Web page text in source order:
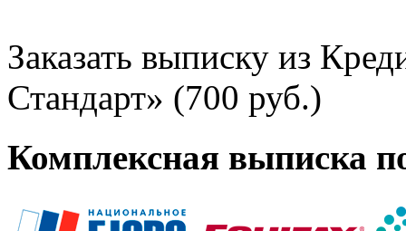
Заказать выписку из
Стандарт» (700 руб.)
Комплексная выписка